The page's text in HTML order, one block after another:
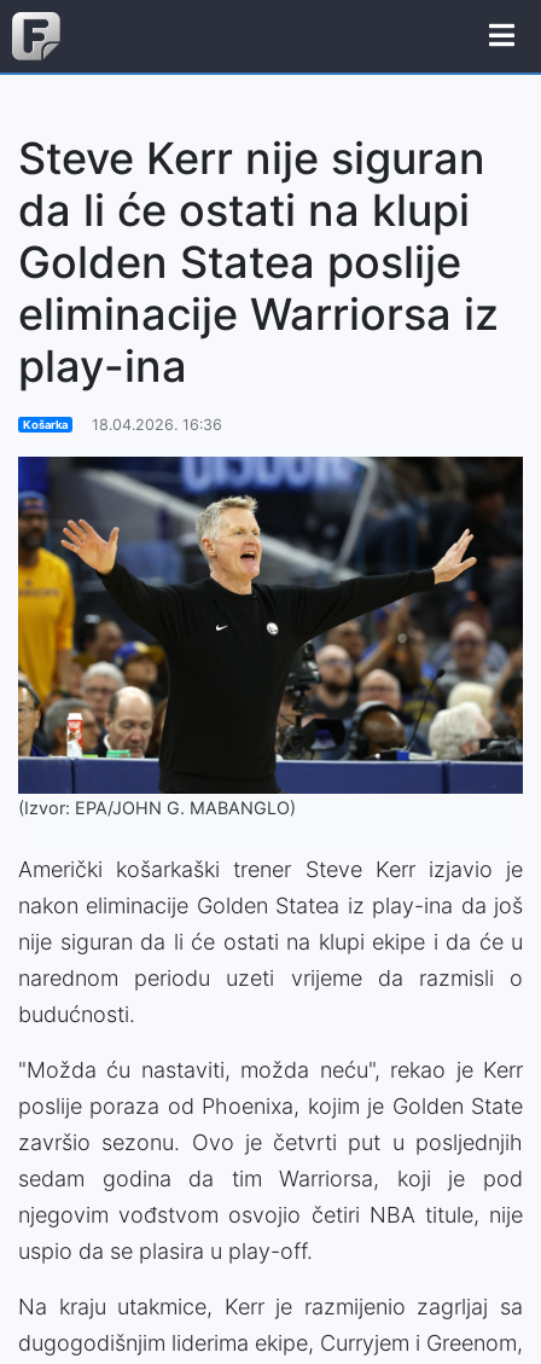
Steve Kerr nije siguran
da li će ostati na klupi
Golden Statea poslije
eliminacije Warriorsa iz
play-ina
Košarka 18.04.2026. 16:36
(Izvor: EPA/JOHN G. MABANGLO)
Američki košarkaški trener Steve Kerr izjavio je
nakon eliminacije Golden Statea iz play-ina da još
nije siguran da li će ostati na klupi ekipe i da će u
narednom periodu uzeti vrijeme da razmisli o
budućnosti.
"Možda ću nastaviti, možda neću", rekao je Kerr
poslije poraza od Phoenixa, kojim je Golden State
završio sezonu. Ovo je četvrti put u posljednjih
sedam godina da tim Warriorsa, koji je pod
njegovim vođstvom osvojio četiri NBA titule, nije
uspio da se plasira u play-off.
Na kraju utakmice, Kerr je razmijenio zagrljaj sa
dugogodišnjim liderima ekipe, Curryjem i Greenom,